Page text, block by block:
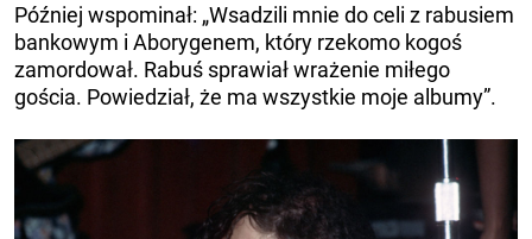
Później wspominał: „Wsadzili mnie do celi z rabusiem
bankowym i Aborygenem, który rzekomo kogoś
zamordował. Rabuś sprawiał wrażenie miłego
gościa. Powiedział, że ma wszystkie moje albumy”.